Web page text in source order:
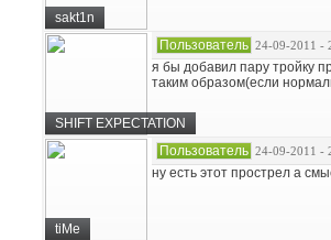
sakt1n
SHIFT EXPECTATION
Пользователь 24-09-2011 -
я бы добавил пару тройку
таким образом(если
tiMe
Пользователь 24-09-2011 -
ну есть этот прострел а